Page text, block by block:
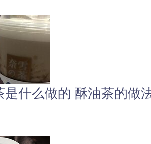
是什么做的 酥油茶的做